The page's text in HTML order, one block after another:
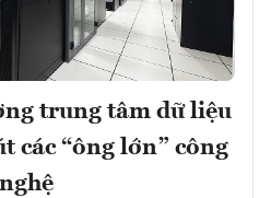
trung tâm dữ liệu
các “ông lớn” công
nghệ